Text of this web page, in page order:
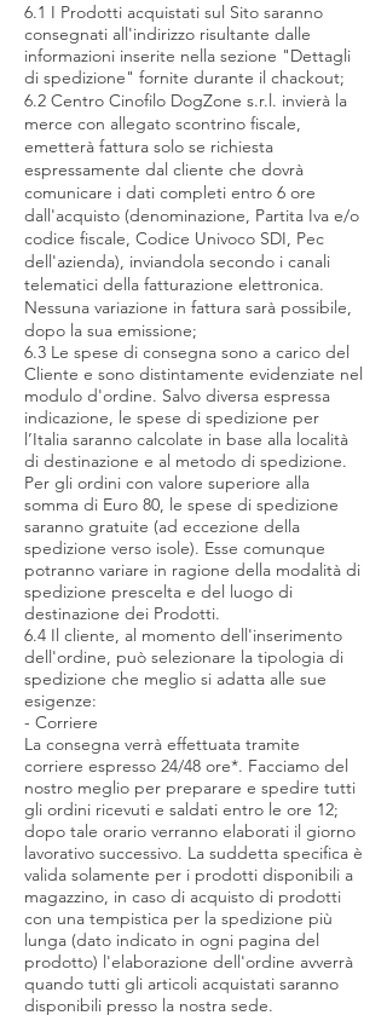
6.1 I Prodotti acquistati sul Sito saranno
consegnati all'indirizzo risultante dalle
informazioni inserite nella sezione "Dettagli
di spedizione" fornite durante il chackout;
6.2 Centro Cinofilo DogZone s.r.l. invierà la
merce con allegato scontrino fiscale,
emetterà fattura solo se richiesta
espressamente dal cliente che dovrà
comunicare i dati completi entro 6 ore
dall'acquisto (denominazione, Partita Iva e/o
codice fiscale, Codice Univoco SDI, Pec
dell'azienda), inviandola secondo i canali
telematici della fatturazione elettronica.
Nessuna variazione in fattura sarà possibile,
dopo la sua emissione;
6.3 Le spese di consegna sono a carico del
Cliente e sono distintamente evidenziate nel
modulo d'ordine. Salvo diversa espressa
indicazione, le spese di spedizione per
l’Italia saranno calcolate in base alla località
di destinazione e al metodo di spedizione.
Per gli ordini con valore superiore alla
somma di Euro 80, le spese di spedizione
saranno gratuite (ad eccezione della
spedizione verso isole). Esse comunque
potranno variare in ragione della modalità di
spedizione prescelta e del luogo di
destinazione dei Prodotti.
6.4 Il cliente, al momento dell'inserimento
dell'ordine, può selezionare la tipologia di
spedizione che meglio si adatta alle sue
esigenze:
- Corriere
La consegna verrà effettuata tramite
corriere espresso 24/48 ore*. Facciamo del
nostro meglio per preparare e spedire tutti
gli ordini ricevuti e saldati entro le ore 12;
dopo tale orario verranno elaborati il giorno
lavorativo successivo. La suddetta specifica è
valida solamente per i prodotti disponibili a
magazzino, in caso di acquisto di prodotti
con una tempistica per la spedizione più
lunga (dato indicato in ogni pagina del
prodotto) l'elaborazione dell'ordine avverrà
quando tutti gli articoli acquistati saranno
disponibili presso la nostra sede.